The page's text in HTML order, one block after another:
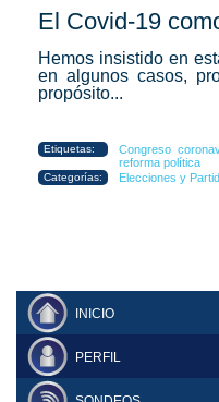
El Covid-19
Hemos insistido en
en algunos casos,
propósito...
Etiquetas: Congreso
reforma política
Categorías: Elecciones y
INICIO
PERFIL